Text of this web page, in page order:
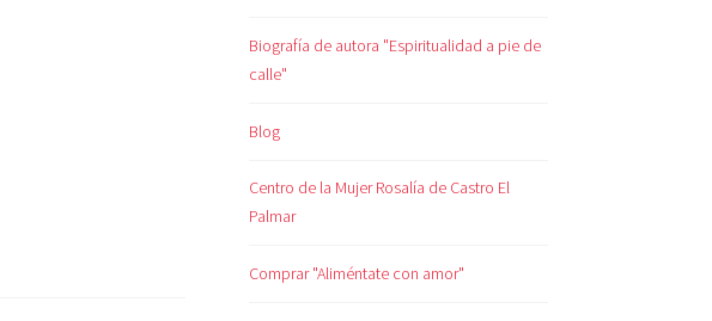
Biografía de autora "Espiritualidad a pie de
calle"
Blog
Centro de la Mujer Rosalía de Castro El
Palmar
Comprar "Aliméntate con amor"